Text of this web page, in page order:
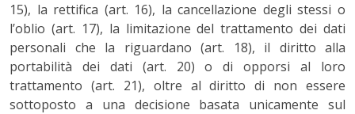
15), la rettifica (art. 16), la cancellazione degli stessi o
l’oblio (art. 17), la limitazione del trattamento dei dati
personali che la riguardano (art. 18), il diritto alla
portabilità dei dati (art. 20) o di opporsi al loro
trattamento (art. 21), oltre al diritto di non essere
sottoposto a una decisione basata unicamente sul